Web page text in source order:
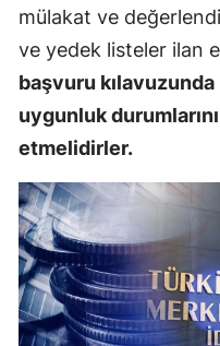
mülakat ve
ve yedek listeler ilan
başvuru
uygunluk
etmelidirler.